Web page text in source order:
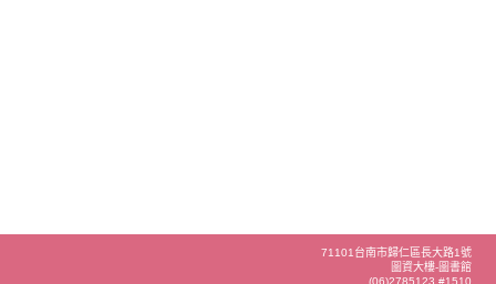
71101台南市歸仁區長大路1號
圖資大樓-圖書館